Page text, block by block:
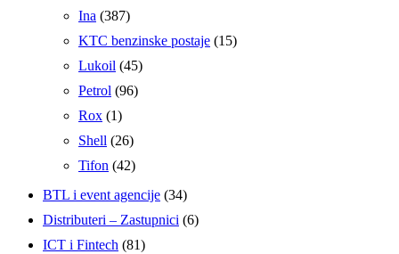
Ina (387)
KTC benzinske postaje (15)
Lukoil (45)
Petrol (96)
Rox (1)
Shell (26)
Tifon (42)
BTL i event agencije (34)
Distributeri – Zastupnici (6)
ICT i Fintech (81)